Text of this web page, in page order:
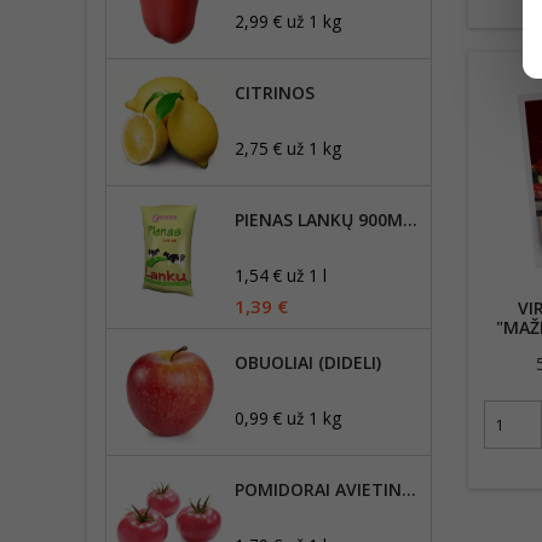
2,99 € už 1 kg
CITRINOS
2,75 € už 1 kg
PIENAS LANKŲ 900ML, 2,5% RIEBUMO
1,54 € už 1 l
1,39 €
OBUOLIAI (DIDELI)
0,99 € už 1 kg
POMIDORAI AVIETINIAI B+